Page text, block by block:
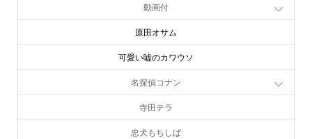
動画付
原田オサム
可愛い嘘のカワウソ
名探偵コナン
寺田テラ
忠犬もちしば